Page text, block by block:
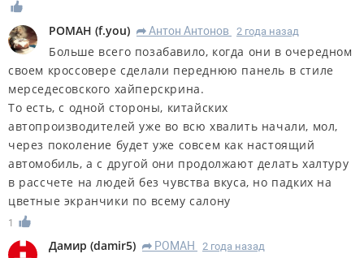
РОМАН (f.you) R Антон Антонов 2 года назад
Больше всего позабавило, когда они в очередном
своем кроссовере сделали переднюю панель в стиле
мерседесовского хайперскрина.
То есть, с одной стороны, китайских
автопроизводителей уже во всю хвалить начали, мол,
через поколение будет уже совсем как настоящий
автомобиль, а с другой они продолжают делать халтуру
в рассчете на людей без чувства вкуса, но падких на
цветные экранчики по всему салону
1
Дамир (damir5) R РОМАН 2 года назад